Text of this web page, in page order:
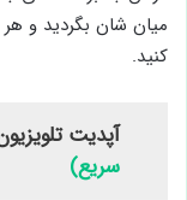
میان شان بگردید و هر
کنید.
آپدیت
سریع)